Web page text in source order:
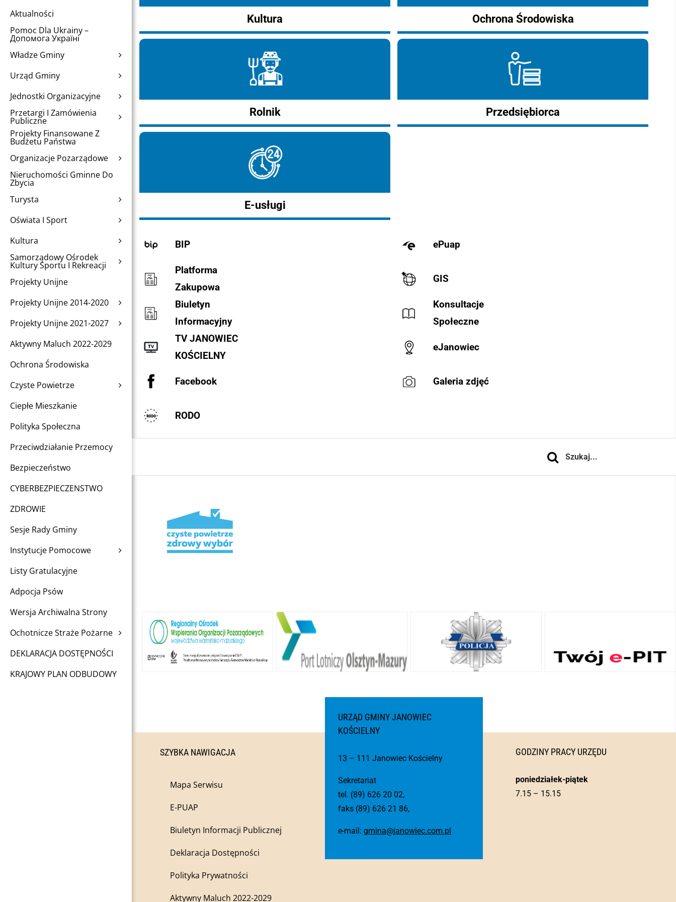
Aktualności
Pomoc Dla Ukrainy –
Допомога Україні
Władze Gminy
Urząd Gminy
Jednostki Organizacyjne
Przetargi I Zamówienia
Publiczne
Projekty Finansowane Z
Budżetu Państwa
Organizacje Pozarządowe
Nieruchomości Gminne Do
Zbycia
Turysta
Oświata I Sport
Kultura
Samorządowy Ośrodek
Kultury Sportu I Rekreacji
Projekty Unijne
Projekty Unijne 2014-2020
Projekty Unijne 2021-2027
Aktywny Maluch 2022-2029
Ochrona Środowiska
Czyste Powietrze
Ciepłe Mieszkanie
Polityka Społeczna
Przeciwdziałanie Przemocy
Bezpieczeństwo
CYBERBEZPIECZENSTWO
ZDROWIE
Sesje Rady Gminy
Instytucje Pomocowe
Listy Gratulacyjne
Adpocja Psów
Wersja Archiwalna Strony
Ochotnicze Straże Pożarne
DEKLARACJA DOSTĘPNOŚCI
KRAJOWY PLAN ODBUDOWY
Kultura Ochrona Środowiska
Rolnik Przedsiębiorca
E-usługi
BIP ePuap
Platforma
Zakupowa
GIS
Biuletyn
Informacyjny
Konsultacje
Społeczne
TV JANOWIEC
KOŚCIELNY
eJanowiec
Facebook Galeria zdjęć
RODO
Szukaj
SZYBKA NAWIGACJA
Mapa Serwisu
E-PUAP
Biuletyn Informacji Publicznej
Deklaracja Dostępności
Polityka Prywatności
Aktywny Maluch 2022-2029
URZĄD GMINY JANOWIEC
KOŚCIELNY
13 – 111 Janowiec Kościelny
Sekretariat
tel. (89) 626 20 02,
faks (89) 626 21 86,
e-mail: gmina@janowiec.com.pl
GODZINY PRACY URZĘDU
poniedziałek-piątek
7.15 – 15.15